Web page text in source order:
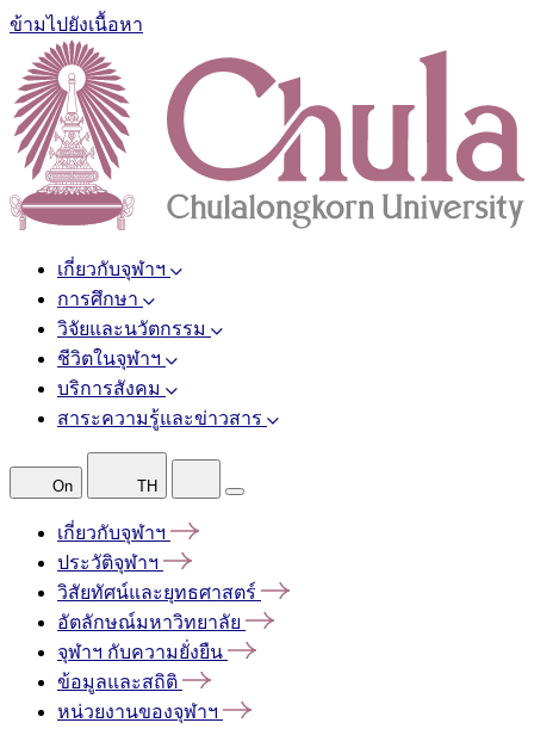
ข้ามไปยังเนื้อหา
เกี่ยวกับจุฬาฯ
การศึกษา
วิจัยและนวัตกรรม
ชีวิตในจุฬาฯ
บริการสังคม
สาระความรู้และข่าวสาร
On TH
เกี่ยวกับจุฬาฯ
ประวัติจุฬาฯ
วิสัยทัศน์และยุทธศาสตร์
อัตลักษณ์มหาวิทยาลัย
จุฬาฯ กับความยั่งยืน
ข้อมูลและสถิติ
หน่วยงานของจุฬาฯ